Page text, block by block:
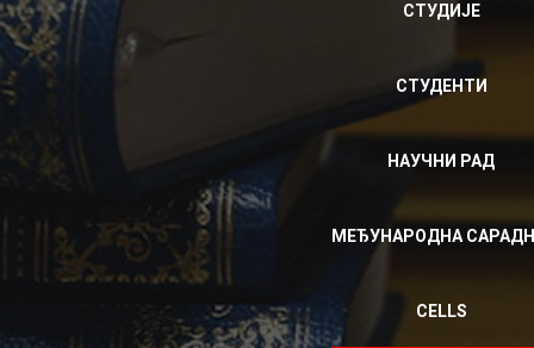
СТУДИЈЕ
СТУДЕНТИ
НАУЧНИ РАД
МЕЂУНАРОДНА
CELLS